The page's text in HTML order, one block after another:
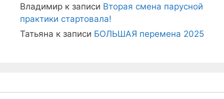
Владимир к записи Вторая смена парусной
практики стартовала!
Татьяна к записи БОЛЬШАЯ перемена 2025